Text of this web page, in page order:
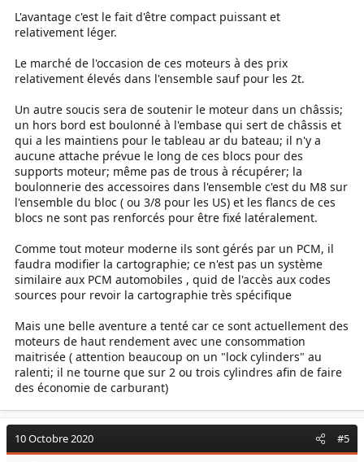
L'avantage c'est le fait d'être compact puissant et
relativement léger.
Le marché de l'occasion de ces moteurs à des prix
relativement élevés dans l'ensemble sauf pour les 2t.
Un autre soucis sera de soutenir le moteur dans un châssis;
un hors bord est boulonné à l'embase qui sert de châssis et
qui a les maintiens pour le tableau ar du bateau; il n'y a
aucune attache prévue le long de ces blocs pour des
supports moteur; même pas de trous à récupérer; la
boulonnerie des accessoires dans l'ensemble c'est du M8 sur
l'ensemble du bloc ( ou 3/8 pour les US) et les flancs de ces
blocs ne sont pas renforcés pour être fixé latéralement.
Comme tout moteur moderne ils sont gérés par un PCM, il
faudra modifier la cartographie; ce n'est pas un système
similaire aux PCM automobiles , quid de l'accès aux codes
sources pour revoir la cartographie très spécifique
Mais une belle aventure a tenté car ce sont actuellement des
moteurs de haut rendement avec une consommation
maitrisée ( attention beaucoup on un "lock cylinders" au
ralenti; il ne tourne que sur 2 ou trois cylindres afin de faire
des économie de carburant)
10 Octobre 2020 #5